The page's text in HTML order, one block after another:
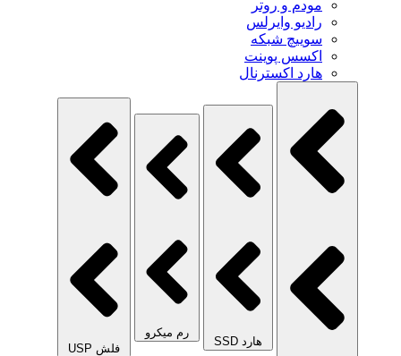
مودم و روتر
رادیو وایرلس
سوییچ شبکه
اکسس پوینت
هارد اکسترنال
هارد SSD
رم میکرو
فلش USP